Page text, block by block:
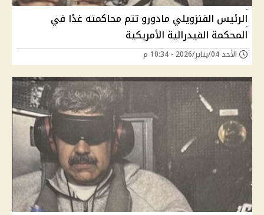
الرئيس الفنزويلي مادورو تتم محاكمته غدًا في
المحكمة الفيدرالية الأمريكية
الأحد 04/يناير/2026 - 10:34 م